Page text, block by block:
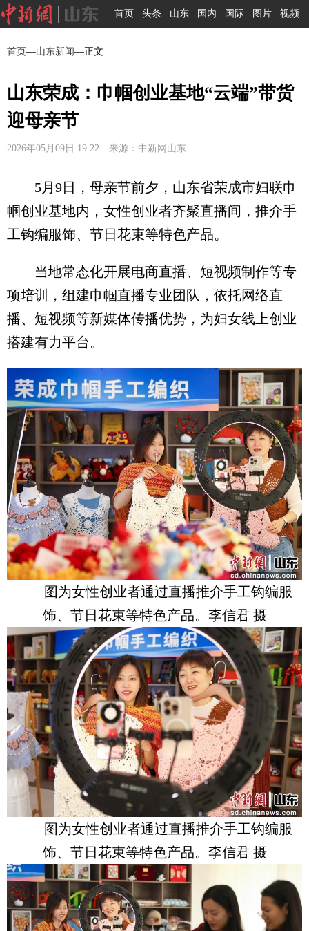
首页 头条 山东 国内 国际 图片 视频
首页—山东新闻—正文
山东荣成：巾帼创业基地“云端”带货
迎母亲节
2026年05月09日 19:22 来源：中新网山东
5月9日，母亲节前夕，山东省荣成市妇联巾
帼创业基地内，女性创业者齐聚直播间，推介手
工钩编服饰、节日花束等特色产品。
当地常态化开展电商直播、短视频制作等专
项培训，组建巾帼直播专业团队，依托网络直
播、短视频等新媒体传播优势，为妇女线上创业
搭建有力平台。
图为女性创业者通过直播推介手工钩编服
饰、节日花束等特色产品。李信君 摄
图为女性创业者通过直播推介手工钩编服
饰、节日花束等特色产品。李信君 摄